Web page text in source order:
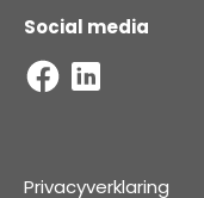
Social media
Privacyverklaring